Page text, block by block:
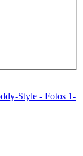
Style - Fotos 1-